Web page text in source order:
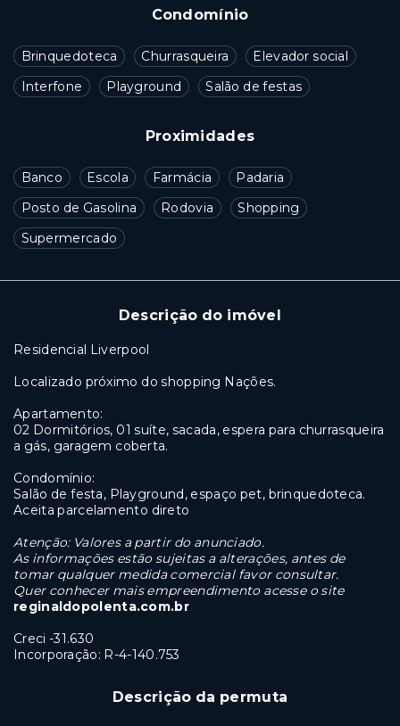
Condomínio
Brinquedoteca Churrasqueira
Elevador social
Interfone
Playground Salão de festas
Proximidades
Banco Escola Farmácia
Padaria
Posto de Gasolina
Rodovia
Shopping
Supermercado
Descrição do imóvel
Residencial Liverpool
Localizado próximo do shopping Nações.
Apartamento:
02 Dormitórios, 01 suíte, sacada, espera para churrasqueira
a gás, garagem coberta.
Condomínio:
Salão de festa, Playground, espaço pet, brinquedoteca.
Aceita parcelamento direto
Atenção: Valores a partir do anunciado.
As informações estão sujeitas a alterações, antes de
tomar qualquer medida comercial favor consultar.
Quer conhecer mais empreendimento acesse o site
reginaldopolenta.com.br
Creci -31.630
Incorporação: R-4-140.753
Descrição da permuta